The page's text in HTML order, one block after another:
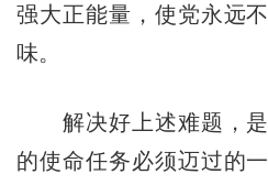
强大正能量，使党永远
味。
解决好上述难题，是
的使命任务必须迈过的